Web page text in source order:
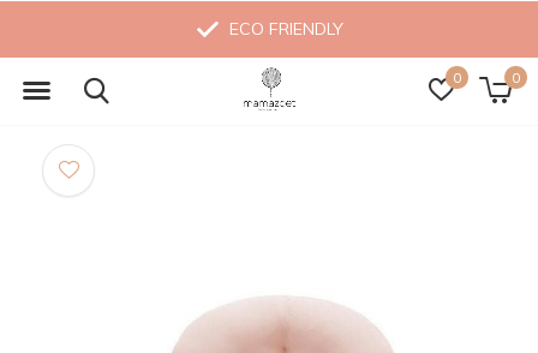
0 0
ECO FRIENDLY